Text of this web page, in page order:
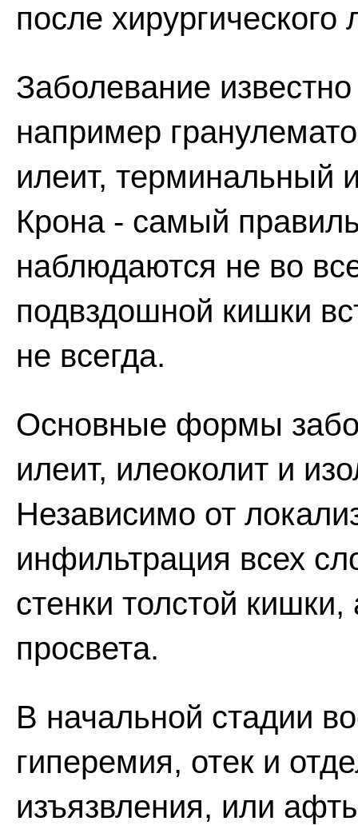
после хирургического
Заболевание
например
илеит, терминальный
Крона - самый
наблюдаются не во
подвздошной кишки
не всегда.
Основные формы
илеит, илеоколит и
Независимо от
инфильтрация всех
стенки толстой
просвета.
В начальной стадии
гиперемия, отек и
изъязвления, или